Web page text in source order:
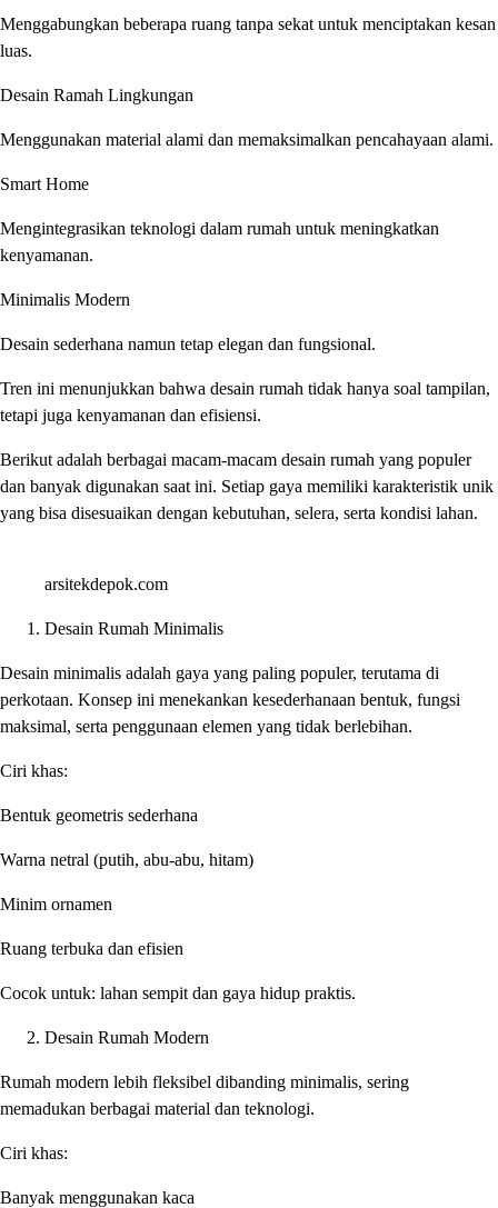
Menggabungkan beberapa ruang tanpa sekat untuk menciptakan kesan
luas.
Desain Ramah Lingkungan
Menggunakan material alami dan memaksimalkan pencahayaan alami.
Smart Home
Mengintegrasikan teknologi dalam rumah untuk meningkatkan
kenyamanan.
Minimalis Modern
Desain sederhana namun tetap elegan dan fungsional.
Tren ini menunjukkan bahwa desain rumah tidak hanya soal tampilan,
tetapi juga kenyamanan dan efisiensi.
Berikut adalah berbagai macam-macam desain rumah yang populer
dan banyak digunakan saat ini. Setiap gaya memiliki karakteristik unik
yang bisa disesuaikan dengan kebutuhan, selera, serta kondisi lahan.
arsitekdepok.com
Desain Rumah Minimalis
Desain minimalis adalah gaya yang paling populer, terutama di
perkotaan. Konsep ini menekankan kesederhanaan bentuk, fungsi
maksimal, serta penggunaan elemen yang tidak berlebihan.
Ciri khas:
Bentuk geometris sederhana
Warna netral (putih, abu-abu, hitam)
Minim ornamen
Ruang terbuka dan efisien
Cocok untuk: lahan sempit dan gaya hidup praktis.
Desain Rumah Modern
Rumah modern lebih fleksibel dibanding minimalis, sering
memadukan berbagai material dan teknologi.
Ciri khas:
Banyak menggunakan kaca